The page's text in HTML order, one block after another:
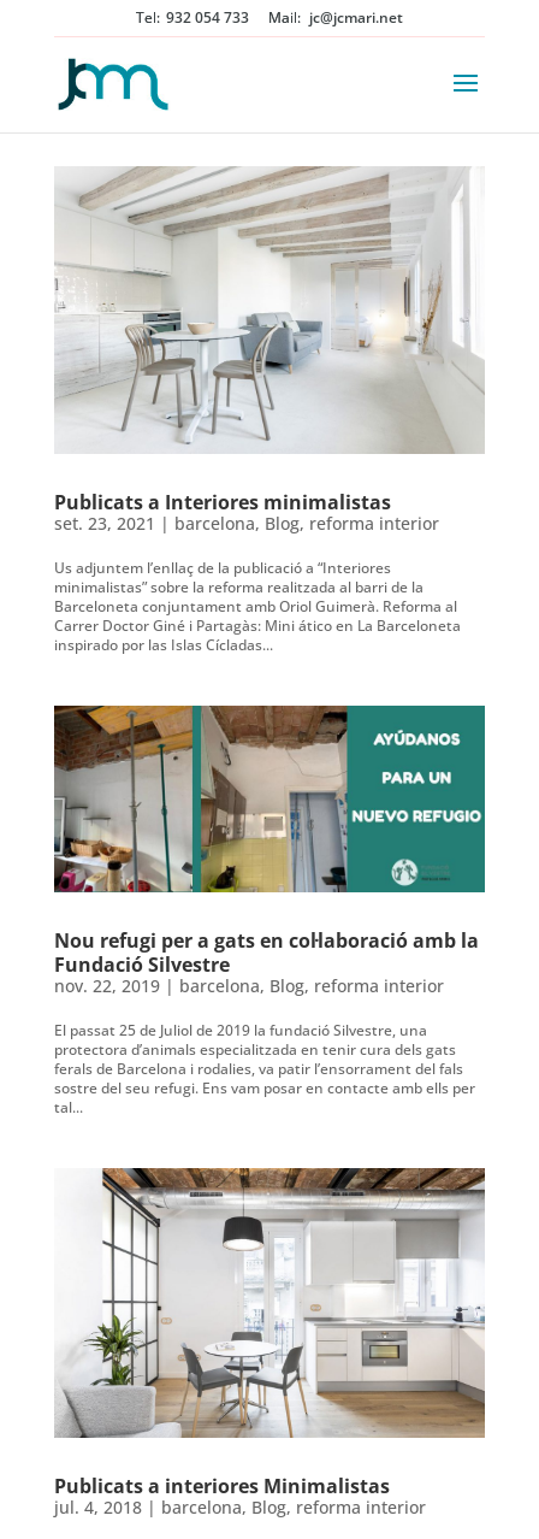
932 054 733 jc@jcmari.net
Publicats a Interiores minimalistas
set. 23, 2021 | barcelona, Blog, reforma interior
Us adjuntem l’enllaç de la publicació a “Interiores
minimalistas” sobre la reforma realitzada al barri de la
Barceloneta conjuntament amb Oriol Guimerà. Reforma al
Carrer Doctor Giné i Partagàs: Mini ático en La Barceloneta
inspirado por las Islas Cícladas...
Nou refugi per a gats en col·laboració amb la
Fundació Silvestre
nov. 22, 2019| barcelona, Blog, reforma interior
El passat 25 de Juliol de 2019 la fundació Silvestre, una
protectora d’animals especialitzada en tenir cura dels gats
ferals de Barcelona i rodalies, va patir l’ensorrament del fals
sostre del seu refugi. Ens vam posar en contacte amb ells per
tal...
Publicats a interiores Minimalistas
jul. 4, 2018| barcelona, Blog, reforma interior